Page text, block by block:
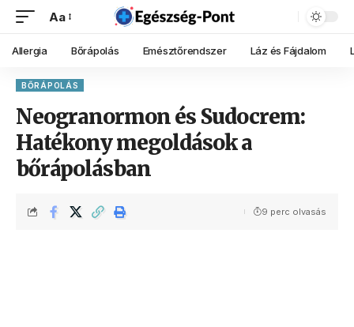
Aa
Allergia Bőrápolás Emésztőrendszer Láz és Fájdalom
BŐRÁPOLÁS
Neogranormon és Sudocrem:
Hatékony megoldások a
bőrápolásban
9 perc olvasás